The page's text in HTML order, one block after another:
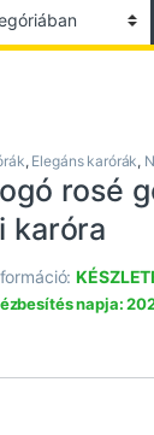
, Elegáns karórák,
rosé
karóra
napja: